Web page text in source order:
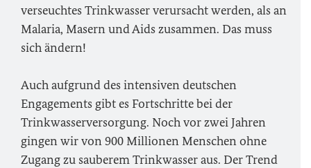
verseuchtes Trinkwasser verursacht werden, als an
Malaria, Masern und Aids zusammen. Das muss
sich ändern!
Auch aufgrund des intensiven deutschen
Engagements gibt es Fortschritte bei der
Trinkwasserversorgung. Noch vor zwei Jahren
gingen wir von 900 Millionen Menschen ohne
Zugang zu sauberem Trinkwasser aus. Der Trend